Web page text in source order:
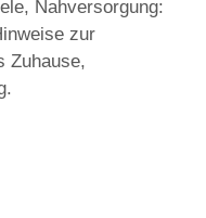
Nahversorgung:
zur
Zuhause,